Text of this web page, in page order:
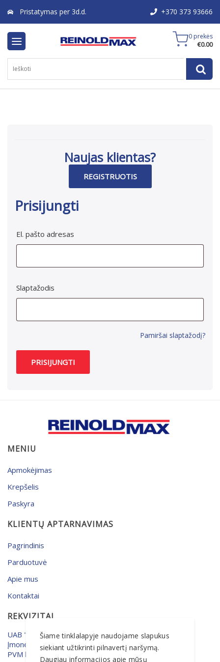
Pristatymas per 3d.d. +370 373 93666
0 prekės
€0.00
Prisijungti
El. pašto adresas
Slaptažodis
Pamiršai slaptažodį?
PRISIJUNGTI
Naujas klientas?
REGISTRUOTIS
MENIU
Apmokėjimas
Krepšelis
Paskyra
KLIENTŲ APTARNAVIMAS
Pagrindinis
Parduotuvė
Apie mus
Kontaktai
REKVIZITAI
UAB "MERSETA"
Įmonės kodas: 133648055
PVM kodas: LT336480515
Šiame tinklalapyje naudojame slapukus
siekiant užtikrinti pilnavertį naršymą.
Daugiau informacijos apie mūsų